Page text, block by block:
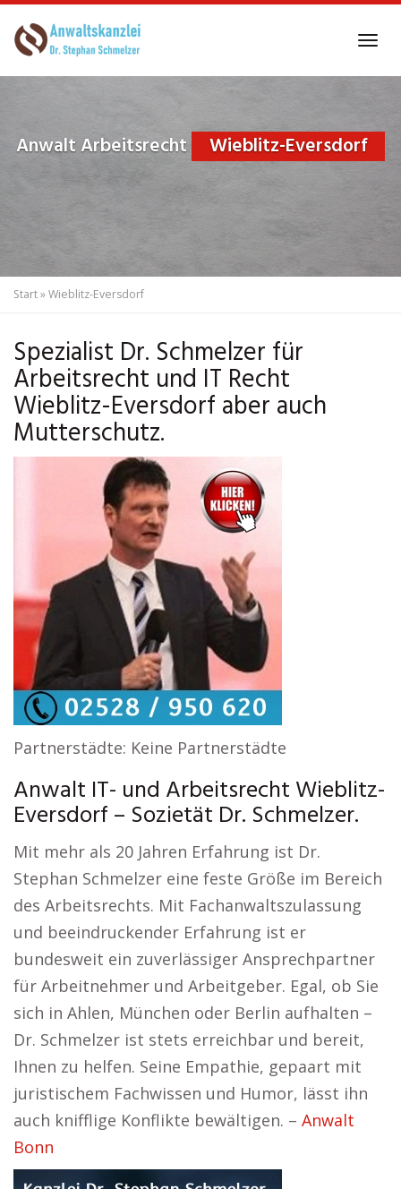
to
Anwalt Arbeitsrecht Wieblitz-Eversdorf
Start»Wieblitz-Eversdorf
Spezialist Dr. Schmelzer für
Arbeitsrecht und IT Recht
Wieblitz-Eversdorf aber auch
Mutterschutz.
Partnerstädte: Keine Partnerstädte
Anwalt IT- und Arbeitsrecht Wieblitz-
Eversdorf – Sozietät Dr. Schmelzer.
Mit mehr als 20 Jahren Erfahrung ist Dr.
Stephan Schmelzer eine feste Größe im Bereich
des Arbeitsrechts. Mit Fachanwaltszulassung
und beeindruckender Erfahrung ist er
bundesweit ein zuverlässiger Ansprechpartner
für Arbeitnehmer und Arbeitgeber. Egal, ob Sie
sich in Ahlen, München oder Berlin aufhalten –
Dr. Schmelzer ist stets erreichbar und bereit,
Ihnen zu helfen. Seine Empathie, gepaart mit
juristischem Fachwissen und Humor, lässt ihn
auch knifflige Konflikte bewältigen. – Anwalt
Bonn